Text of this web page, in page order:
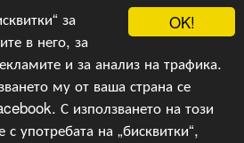
OK!
за
в него, за
и за анализ на трафика.
му от ваша страна се
С използването на този
с употребата на „бисквитки“,
Новини
Други
v.1.0,Радио Русе, Уеб Дизайн и